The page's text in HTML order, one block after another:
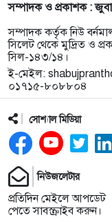
বড়লেখায়
দাবিতে
১০
উদ্ধার, গ্রেপ্তার ১
১১
জুলাই
সভা
১২
জকিগঞ্জে
ব্যবহারে
১৩
সম্পাদক ও প্রকাশক :
সম্পাদক কর্তৃক নিউ
সিলেট থেকে মুদ্রিত ও
সিল-১৪৩/১৪।
ই-মেইল:
০১৭১৫-৮০৮৮০৪
সোশ্যাল মিডিয়া
নিউজলেটার
প্রতিদিন মেইলে আপডেট
পেতে সাবস্ক্রাইব করুন।